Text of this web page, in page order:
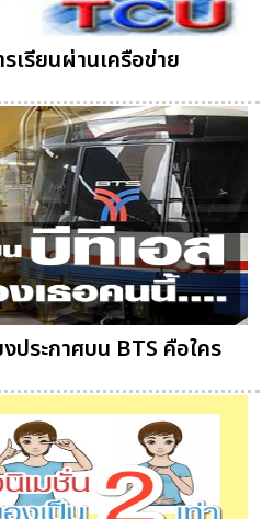
เรียนผ่านเครือข่าย
ประกาศบน BTS คือใคร